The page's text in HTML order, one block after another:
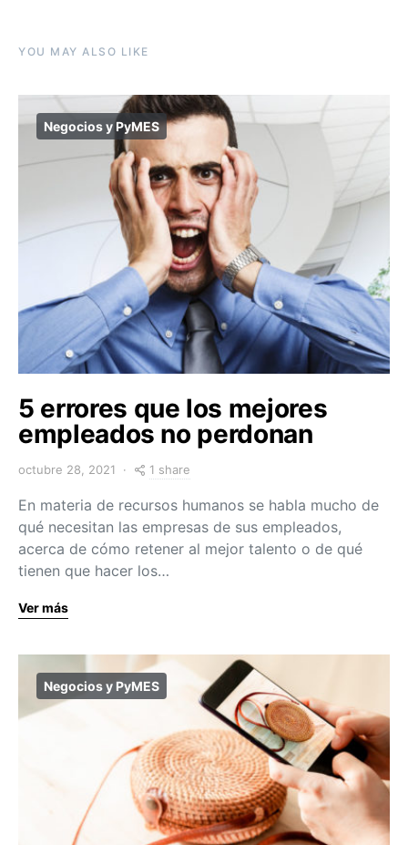
YOU MAY ALSO LIKE
Negocios y PyMES
5 errores que los mejores
empleados no perdonan
octubre 28, 2021 1 share
En materia de recursos humanos se habla mucho de
qué necesitan las empresas de sus empleados,
acerca de cómo retener al mejor talento o de qué
tienen que hacer los…
Ver más
Negocios y PyMES